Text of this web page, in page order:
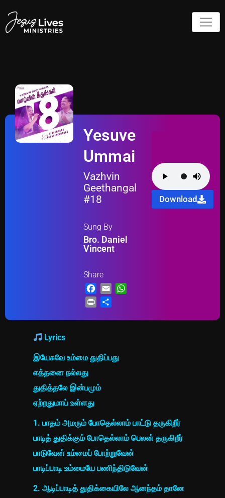
Yesuve
Ummai
Vazhvin
Geethangal
#18
Sung By
Bro. Daniel
Vincent
Share
Facebook
Email
Print
Download
Lyrics
இயேசுவே உம்மை துதிப்பது
எத்தனை நல்லது
துதித்தலே இன்பமும்
ஏற்றதுமாய் உள்ளது
1. பாதம் அமரும் போதெல்லாம் பாட்டு தருகிறீர்
பாடித் துதிக்கும் போதெல்லாம் பெலன் தருகிறீர்
பாடுவேன் உம்மைப் போற்றுவேன்
பாடிப்பாடி உம்மையே பணிந்திடுவேன்
2. ஆடிப்பாடித் துதிக்கையிலே ஆனந்தம் தானே